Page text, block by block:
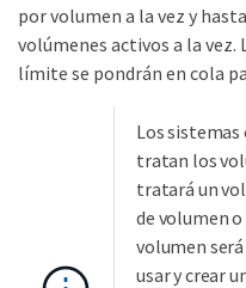
por volumen a la vez y
volúmenes activos a la vez.
límite se pondrán en cola
Los
tratan los
tratará un
de volumen
volumen
usar y crear